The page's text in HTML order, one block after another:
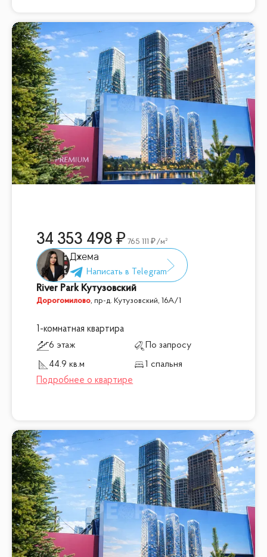
34 353 498 765 111 /м²
Джема
River Park Кутузовский
Дорогомилово,пр-д. Кутузовский, 16А/1
1-комнатная квартира
6 этаж
По запросу
44.9 кв.м
1 спальня